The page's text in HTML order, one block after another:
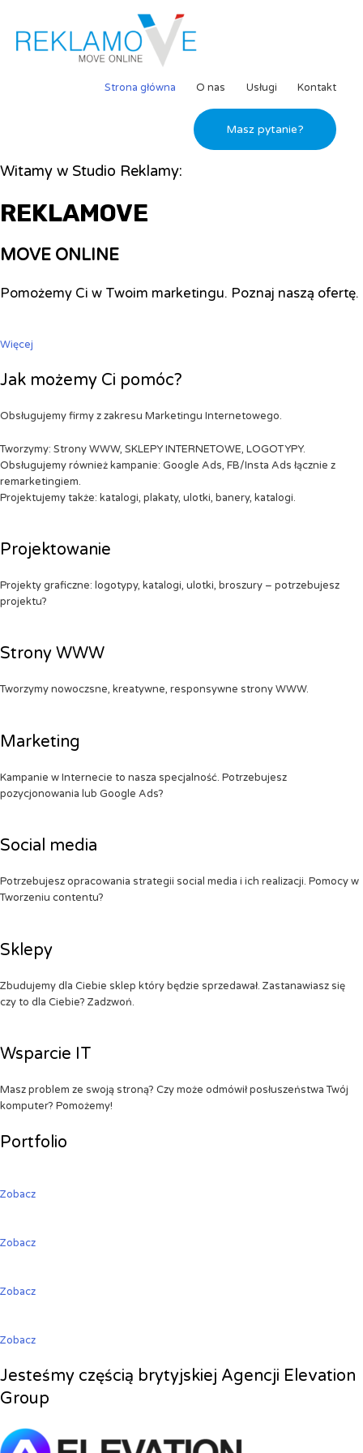
Strona główna O nas Usługi Kontakt
Masz pytanie?
Witamy w Studio Reklamy:
REKLAMOVE
MOVE ONLINE
Pomożemy Ci w Twoim marketingu. Poznaj naszą ofertę.
Więcej
Jak możemy Ci pomóc?
Obsługujemy firmy z zakresu Marketingu Internetowego.
Tworzymy: Strony WWW, SKLEPY INTERNETOWE, LOGOTYPY.
Obsługujemy również kampanie: Google Ads, FB/Insta Ads łącznie z
remarketingiem.
Projektujemy także: katalogi, plakaty, ulotki, banery, katalogi.
Projektowanie
Projekty graficzne: logotypy, katalogi, ulotki, broszury – potrzebujesz
projektu?
Strony WWW
Tworzymy nowoczsne, kreatywne, responsywne strony WWW.
Marketing
Kampanie w Internecie to nasza specjalność. Potrzebujesz
pozycjonowania lub Google Ads?
Social media
Potrzebujesz opracowania strategii social media i ich realizacji. Pomocy w
Tworzeniu contentu?
Sklepy
Zbudujemy dla Ciebie sklep który będzie sprzedawał. Zastanawiasz się
czy to dla Ciebie? Zadzwoń.
Wsparcie IT
Masz problem ze swoją stroną? Czy może odmówił posłuszeństwa Twój
komputer? Pomożemy!
Portfolio
Zobacz
Zobacz
Zobacz
Zobacz
Jesteśmy częścią brytyjskiej Agencji Elevation
Group